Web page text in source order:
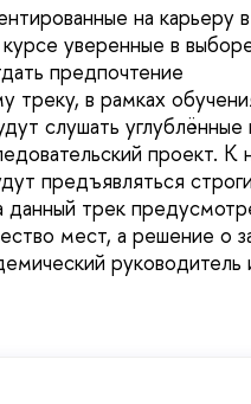
на карьеру
уверенные в
предпочтение
треку, в рамках
слушать углублённые
проект. К
предъявляться
данный трек
мест, а решение о
руководитель